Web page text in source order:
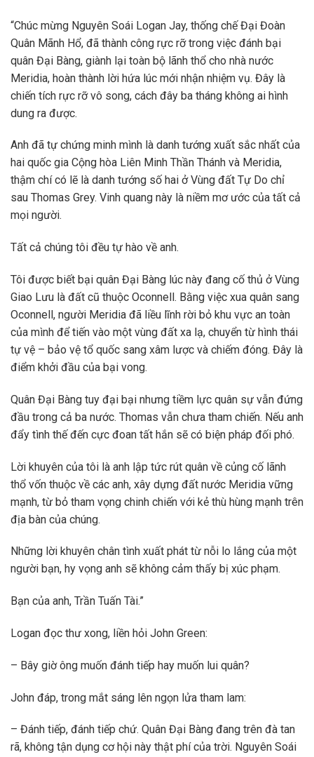
“Chúc mừng Nguyên Soái Logan Jay, thống chế Đại Đoàn
Quân Mãnh Hổ, đã thành công rực rỡ trong việc đánh bại
quân Đại Bàng, giành lại toàn bộ lãnh thổ cho nhà nước
Meridia, hoàn thành lời hứa lúc mới nhận nhiệm vụ. Đây là
chiến tích rực rỡ vô song, cách đây ba tháng không ai hình
dung ra được.
Anh đã tự chứng minh mình là danh tướng xuất sắc nhất của
hai quốc gia Cộng hòa Liên Minh Thần Thánh và Meridia,
thậm chí có lẽ là danh tướng số hai ở Vùng đất Tự Do chỉ
sau Thomas Grey. Vinh quang này là niềm mơ ước của tất cả
mọi người.
Tất cả chúng tôi đều tự hào về anh.
Tôi được biết bại quân Đại Bàng lúc này đang cố thủ ở Vùng
Giao Lưu là đất cũ thuộc Oconnell. Bằng việc xua quân sang
Oconnell, người Meridia đã liều lĩnh rời bỏ khu vực an toàn
của mình để tiến vào một vùng đất xa lạ, chuyển từ hình thái
tự vệ – bảo vệ tổ quốc sang xâm lược và chiếm đóng. Đây là
điểm khởi đầu của bại vong.
Quân Đại Bàng tuy đại bại nhưng tiềm lực quân sự vẫn đứng
đầu trong cả ba nước. Thomas vẫn chưa tham chiến. Nếu anh
đẩy tình thế đến cực đoan tất hắn sẽ có biện pháp đối phó.
Lời khuyên của tôi là anh lập tức rút quân về củng cố lãnh
thổ vốn thuộc về các anh, xây dựng đất nước Meridia vững
mạnh, từ bỏ tham vọng chinh chiến với kẻ thù hùng mạnh trên
địa bàn của chúng.
Những lời khuyên chân tình xuất phát từ nỗi lo lắng của một
người bạn, hy vọng anh sẽ không cảm thấy bị xúc phạm.
Bạn của anh, Trần Tuấn Tài.”
Logan đọc thư xong, liền hỏi John Green:
– Bây giờ ông muốn đánh tiếp hay muốn lui quân?
John đáp, trong mắt sáng lên ngọn lửa tham lam:
– Đánh tiếp, đánh tiếp chứ. Quân Đại Bàng đang trên đà tan
rã, không tận dụng cơ hội này thật phí của trời. Nguyên Soái